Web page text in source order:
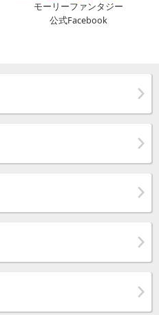
モーリーファンタジー
公式Facebook